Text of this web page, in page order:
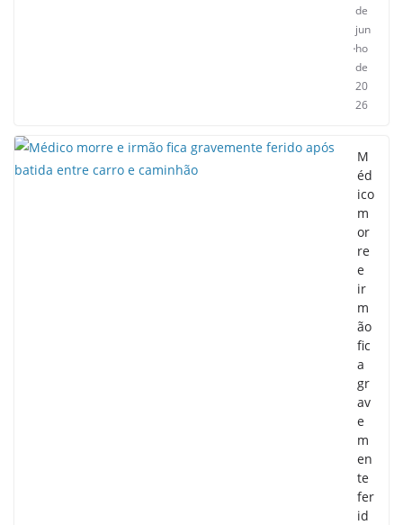
de
jun
ho
de
20
26
M
éd
ico
m
or
re
e
ir
m
ão
fic
a
gr
av
e
m
en
te
fer
id